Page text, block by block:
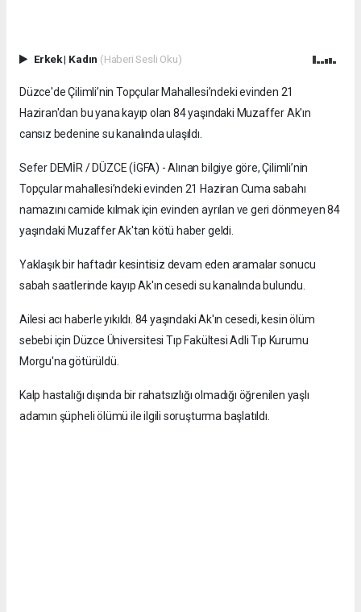
Erkek| Kadın (Haberi Sesli Oku)
Düzce'de Çilimli’nin Topçular Mahallesi’ndeki evinden 21
Haziran'dan bu yana kayıp olan 84 yaşındaki Muzaffer Ak'ın
cansız bedenine su kanalında ulaşıldı.
Sefer DEMİR / DÜZCE (İGFA) - Alınan bilgiye göre, Çilimli’nin
Topçular mahallesi’ndeki evinden 21 Haziran Cuma sabahı
namazını camide kılmak için evinden ayrılan ve geri dönmeyen 84
yaşındaki Muzaffer Ak'tan kötü haber geldi.
Yaklaşık bir haftadır kesintisiz devam eden aramalar sonucu
sabah saatlerinde kayıp Ak'ın cesedi su kanalında bulundu.
Ailesi acı haberle yıkıldı. 84 yaşındaki Ak'ın cesedi, kesin ölüm
sebebi için Düzce Üniversitesi Tıp Fakültesi Adli Tıp Kurumu
Morgu'na götürüldü.
Kalp hastalığı dışında bir rahatsızlığı olmadığı öğrenilen yaşlı
adamın şüpheli ölümü ile ilgili soruşturma başlatıldı.